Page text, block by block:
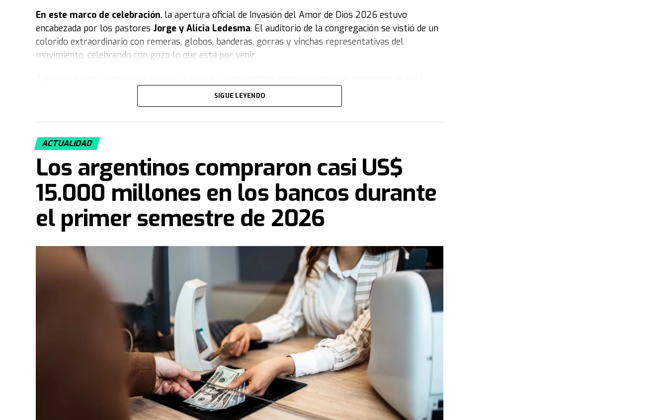
En este marco de celebración, la apertura oficial de Invasión del Amor de Dios 2026 estuvo
encabezada por los pastores Jorge y Alicia Ledesma. El auditorio de la congregación se vistió de un
colorido extraordinario con remeras, globos, banderas, gorras y vinchas representativas del
movimiento, celebrando con gozo lo que está por venir.
jornada especial. Durante el evento, el público disfrutó de una emotiva obra de teatro sobre la
importancia de Invasión en la vida de las personas, acompañada por carteles coloridos, distintos
muñecos gigantes caracterizados con gorra y remera del movimiento, y el equipo de danza de la
fiesta, la presentación cerró con un enérgico videoclip con la temática de largada de Fórmula 1,
simbolizando el gran arranque de esta temporada.
En este sentido, tras el evento de este fin de semana, en los próximos días las calles de la ciudad se
vestirán de fiesta e ilusión. Bajo la consigna de llevar respuestas y contención espiritual a cada hogar,
los miembros de la congregación junto a más de 6.000 iglesias saldrán por las ciudades en una gran
peregrinación para anunciar oficialmente el inicio de esta nueva edición.
, durante tres semanas recorrerán diferentes barrios, la zona céntrica y diversos
SIGUE LEYENDO
ACTUALIDAD
Los argentinos compraron casi US$
15.000 millones en los bancos durante
el primer semestre de 2026